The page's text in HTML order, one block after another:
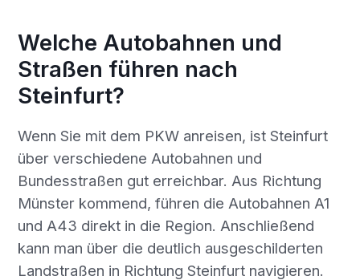
Welche Autobahnen und
Straßen führen nach
Steinfurt?
Wenn Sie mit dem PKW anreisen, ist Steinfurt
über verschiedene Autobahnen und
Bundesstraßen gut erreichbar. Aus Richtung
Münster kommend, führen die Autobahnen A1
und A43 direkt in die Region. Anschließend
kann man über die deutlich ausgeschilderten
Landstraßen in Richtung Steinfurt navigieren.